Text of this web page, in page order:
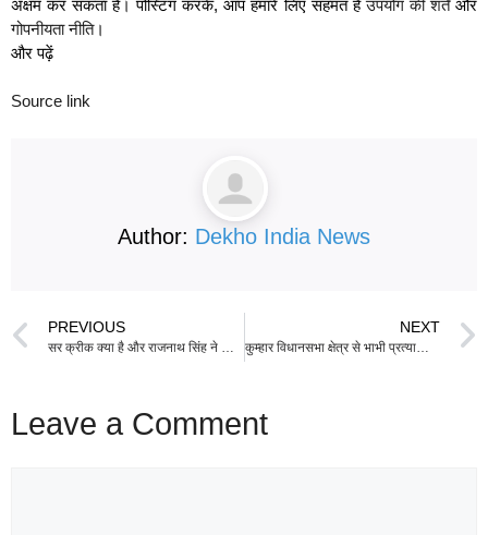
अक्षम कर सकता है। पोस्टिंग करके, आप हमारे लिए सहमत हैंउपयोग की शर्तेंऔर
गोपनीयता नीति।
और पढ़ें
Source link
Author: Dekho India News
PREVIOUS
सर क्रीक क्या है और राजनाथ सिंह ने पाकिस्तान को अपनी ‘भूगोल बदल सकते हैं’ क्यों चेतावनी दी? | समझदार समाचार
NEXT
कुम्हार विधानसभा क्षेत्र से भाभी प्रत्याशी संजय गुप्ता को भाजपा के द्वारा टिकट देने पर उनके क्षेत्र में उमरा जन सैलाब।
Leave a Comment